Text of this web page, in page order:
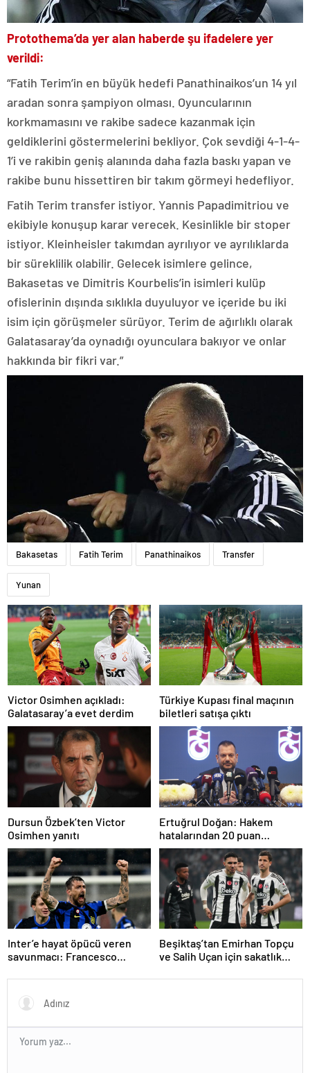
Protothema’da yer alan haberde şu ifadelere yer
verildi:
“Fatih Terim’in en büyük hedefi Panathinaikos’un 14 yıl
aradan sonra şampiyon olması. Oyuncularının
korkmamasını ve rakibe sadece kazanmak için
geldiklerini göstermelerini bekliyor. Çok sevdiği 4-1-4-
1’i ve rakibin geniş alanında daha fazla baskı yapan ve
rakibe bunu hissettiren bir takım görmeyi hedefliyor.
Fatih Terim transfer istiyor. Yannis Papadimitriou ve
ekibiyle konuşup karar verecek. Kesinlikle bir stoper
istiyor. Kleinheisler takımdan ayrılıyor ve ayrılıklarda
bir süreklilik olabilir. Gelecek isimlere gelince,
Bakasetas ve Dimitris Kourbelis’in isimleri kulüp
ofislerinin dışında sıklıkla duyuluyor ve içeride bu iki
isim için görüşmeler sürüyor. Terim de ağırlıklı olarak
Galatasaray’da oynadığı oyunculara bakıyor ve onlar
hakkında bir fikri var.”
Bakasetas Fatih Terim Panathinaikos Transfer
Yunan
Victor Osimhen açıkladı:
Galatasaray’a evet derdim
Türkiye Kupası final maçının
biletleri satışa çıktı
Dursun Özbek’ten Victor
Osimhen yanıtı
Ertuğrul Doğan: Hakem
hatalarından 20 puan
kaybettik
Inter’e hayat öpücü veren
savunmacı: Francesco
Beşiktaş’tan Emirhan Topçu
ve Salih Uçan için sakatlık